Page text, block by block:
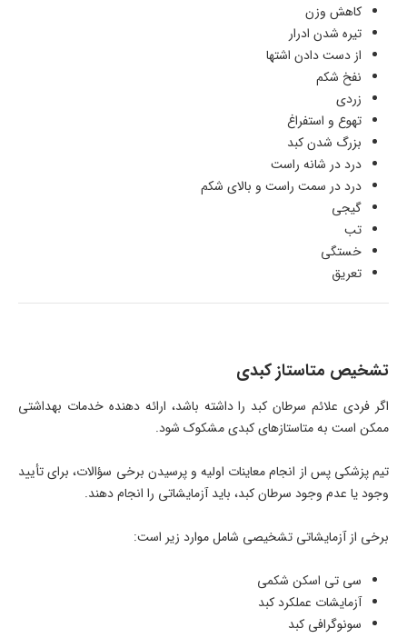
کاهش وزن
تیره شدن ادرار
از دست دادن اشتها
نفخ شکم
زردی
تهوع و استفراغ
بزرگ شدن کبد
درد در شانه راست
درد در سمت راست و بالای شکم
گیجی
تب
خستگی
تعریق
تشخیص متاستاز کبدی
اگر فردی علائم سرطان کبد را داشته باشد، ارائه دهنده خدمات بهداشتی
ممکن است به متاستازهای کبدی مشکوک شود.
تیم پزشکی پس از انجام معاینات اولیه و پرسیدن برخی سؤالات، برای تأیید
وجود یا عدم وجود سرطان کبد، باید آزمایشاتی را انجام دهند.
برخی از آزمایشاتی تشخیصی شامل موارد زیر است:
سی تی اسکن شکمی
آزمایشات عملکرد کبد
سونوگرافی کبد